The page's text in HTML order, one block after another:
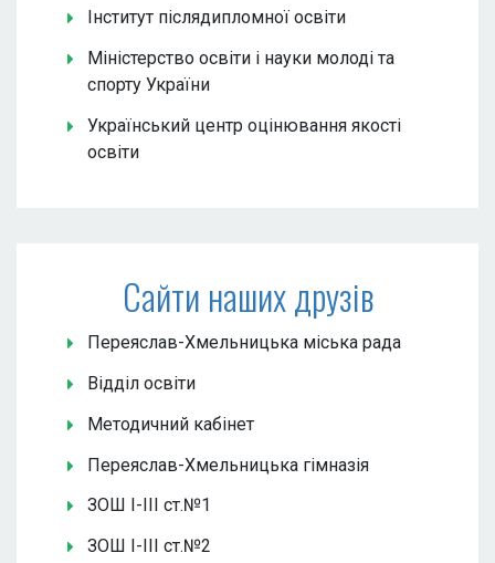
Інститут післядипломної освіти
Міністерство освіти і науки молоді та
спорту України
Український центр оцінювання якості
освіти
Сайти наших друзів
Переяслав-Хмельницька міська рада
Відділ освіти
Методичний кабінет
Переяслав-Хмельницька гімназія
ЗОШ І-ІІІ ст.№1
ЗОШ І-ІІІ ст.№2